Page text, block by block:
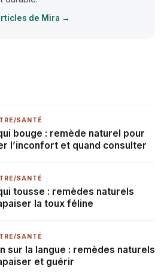
de Mira →
SANTÉ
bouge : remède naturel pour
l’inconfort et quand consulter
SANTÉ
tousse : remèdes naturels
la toux féline
SANTÉ
sur la langue : remèdes naturels
et guérir